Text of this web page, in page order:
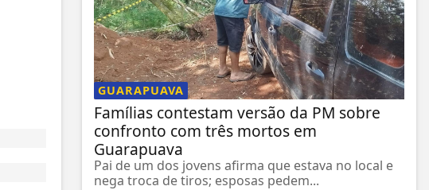
GUARAPUAVA
Famílias contestam versão da PM sobre
confronto com três mortos em
Guarapuava
Pai de um dos jovens afirma que estava no local e
nega troca de tiros; esposas pedem...